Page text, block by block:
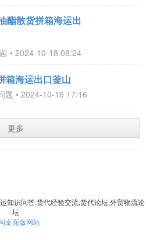
酯散货拼箱海运出
• 2024-10-18 08:24
箱海运出口釜山
题 • 2024-10-16 17:16
更多
知识问答,货代经验交流,货代论坛,外贸物流论
坛
桌面版网站